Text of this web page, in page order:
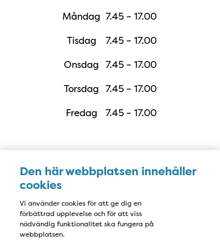
Den här webbplatsen innehåller
cookies
Vi använder cookies för att ge dig en
förbättrad upplevelse och för att viss
nödvändig funktionalitet ska fungera på
webbplatsen.
Måndag 7.45 – 17.00
Tisdag
7.45 – 17.00
Onsdag 7.45 – 17.00
Torsdag 7.45 – 17.00
Fredag
7.45 – 17.00
Karta